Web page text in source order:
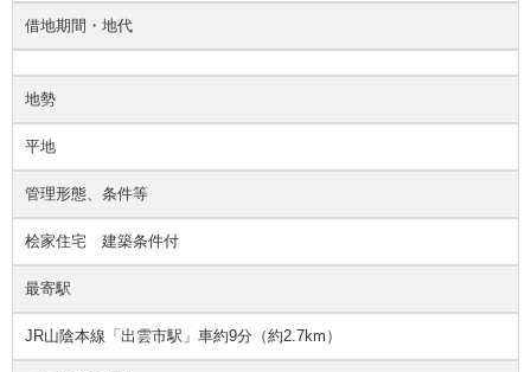
借地期間・地代
地勢
平地
管理形態、条件等
桧家住宅 建築条件付
最寄駅
JR山陰本線「出雲市駅」車約9分（約2.7km）